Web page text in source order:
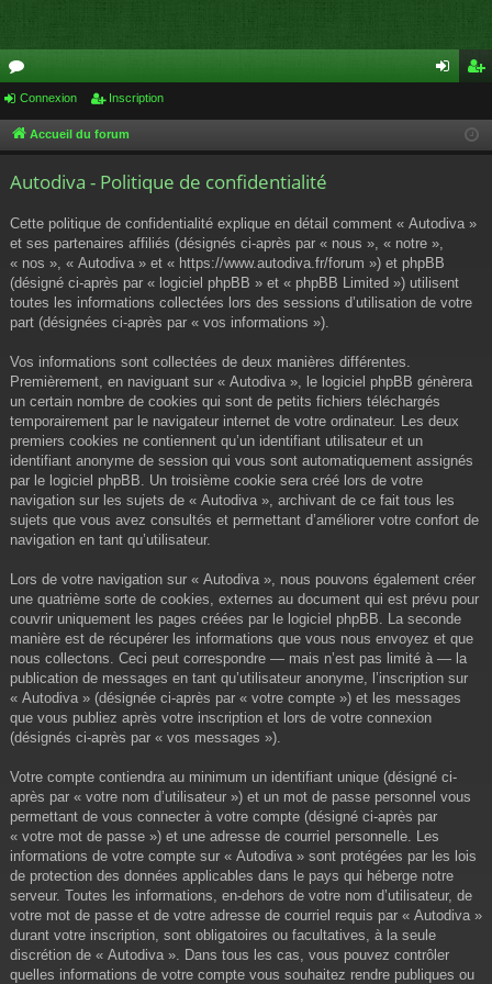
or
u cri
Connexion Inscription
Accueil du forum
Autodiva - Politique de confidentialité
Cette politique de confidentialité explique en détail comment « Autodiva »
et ses partenaires affiliés (désignés ci-après par « nous », « notre »,
« nos », « Autodiva » et « https://www.autodiva.fr/forum ») et phpBB
(désigné ci-après par « logiciel phpBB » et « phpBB Limited ») utilisent
toutes les informations collectées lors des sessions d’utilisation de votre
part (désignées ci-après par « vos informations »).
Vos informations sont collectées de deux manières différentes.
Premièrement, en naviguant sur « Autodiva », le logiciel phpBB génèrera
un certain nombre de cookies qui sont de petits fichiers téléchargés
temporairement par le navigateur internet de votre ordinateur. Les deux
premiers cookies ne contiennent qu’un identifiant utilisateur et un
identifiant anonyme de session qui vous sont automatiquement assignés
par le logiciel phpBB. Un troisième cookie sera créé lors de votre
navigation sur les sujets de « Autodiva », archivant de ce fait tous les
sujets que vous avez consultés et permettant d’améliorer votre confort de
navigation en tant qu’utilisateur.
Lors de votre navigation sur « Autodiva », nous pouvons également créer
une quatrième sorte de cookies, externes au document qui est prévu pour
couvrir uniquement les pages créées par le logiciel phpBB. La seconde
manière est de récupérer les informations que vous nous envoyez et que
nous collectons. Ceci peut correspondre — mais n’est pas limité à — la
publication de messages en tant qu’utilisateur anonyme, l’inscription sur
« Autodiva » (désignée ci-après par « votre compte ») et les messages
que vous publiez après votre inscription et lors de votre connexion
(désignés ci-après par « vos messages »).
Votre compte contiendra au minimum un identifiant unique (désigné ci-
après par « votre nom d’utilisateur ») et un mot de passe personnel vous
permettant de vous connecter à votre compte (désigné ci-après par
« votre mot de passe ») et une adresse de courriel personnelle. Les
informations de votre compte sur « Autodiva » sont protégées par les lois
de protection des données applicables dans le pays qui héberge notre
serveur. Toutes les informations, en-dehors de votre nom d’utilisateur, de
votre mot de passe et de votre adresse de courriel requis par « Autodiva »
durant votre inscription, sont obligatoires ou facultatives, à la seule
discrétion de « Autodiva ». Dans tous les cas, vous pouvez contrôler
quelles informations de votre compte vous souhaitez rendre publiques ou